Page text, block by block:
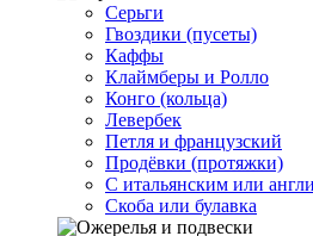
Серьги
Гвоздики (пусеты)
Каффы
Клаймберы и Ролло
Конго (кольца)
Левербек
Петля и французский
Продёвки (протяжки)
С итальянским или
Скоба или булавка